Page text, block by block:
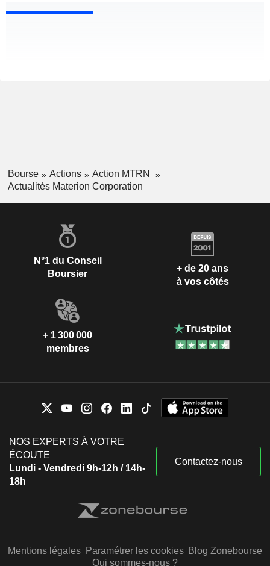
Bourse Actions
Action MTRN
Actualités Materion Corporation
N°1 du Conseil
Boursier
+ de 20 ans
à vos côtés
+ 1 300 000
membres
NOS EXPERTS À VOTRE
ÉCOUTE
Lundi - Vendredi 9h-12h / 14h-
18h
Contactez-nous
Mentions légales Paramétrer les cookies Blog Zonebourse
Qui sommes-nous ?